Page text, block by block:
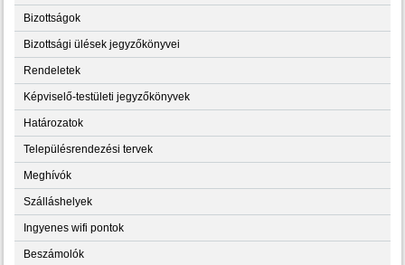
Bizottságok
Bizottsági ülések jegyzőkönyvei
Rendeletek
Képviselő-testületi jegyzőkönyvek
Határozatok
Településrendezési tervek
Meghívók
Szálláshelyek
Ingyenes wifi pontok
Beszámolók